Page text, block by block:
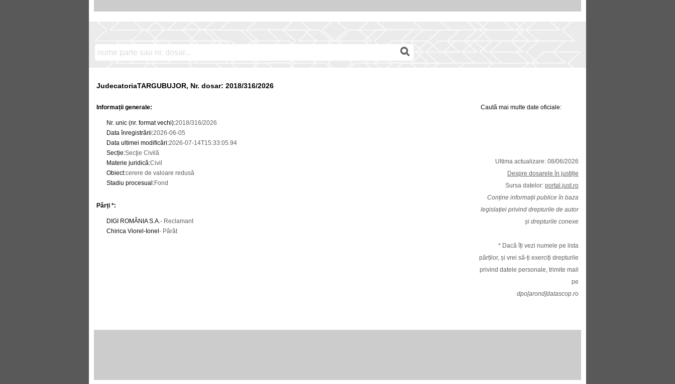
JudecatoriaTARGUBUJOR, Nr. dosar: 2018/316/2026
Informații generale:
Nr. unic (nr. format vechi):2018/316/2026
Data înregistrării:2026-06-05
Data ultimei modificări:2026-07-14T15:33:05.94
Secție:Secţie Civilă
Materie juridică:Civil
Obiect:cerere de valoare redusă
Stadiu procesual :Fond
Părți *:
DIGI ROMÂNIA S.A.- Reclamant
Chirica Viorel-Ionel - Pârât
Caută mai multe date oficiale:
Ultima actualizare: 08/06/2026
Despre dosarele în justiție
Sursa datelor: portal.just.ro
Conține informații publice în baza
legislației privind drepturile de autor
și drepturile conexe
* Dacă îți vezi numele pe lista
părților, și vrei să-ți exerciți drepturile
privind datele personale, trimite mail
pe
dpo[arond]datascop.ro